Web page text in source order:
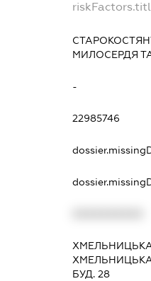
МИЛОСЕРДЯ
-
22985746
ХМЕЛЬНИЦЬКА
ХМЕЛЬНИЦЬКА
БУД. 28